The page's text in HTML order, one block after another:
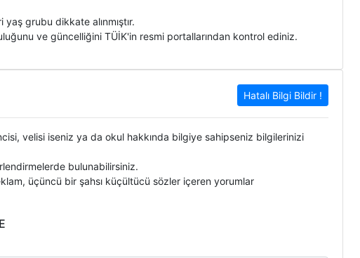
grubu dikkate alınmıştır.
ve güncelliğini TÜİK'in resmi portallarından kontrol ediniz.
Hatalı Bilgi Bildir !
velisi iseniz ya da okul hakkında bilgiye sahipseniz bilgilerinizi
bulunabilirsiniz.
üçüncü bir şahsı küçültücü sözler içeren yorumlar